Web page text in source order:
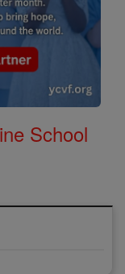
School